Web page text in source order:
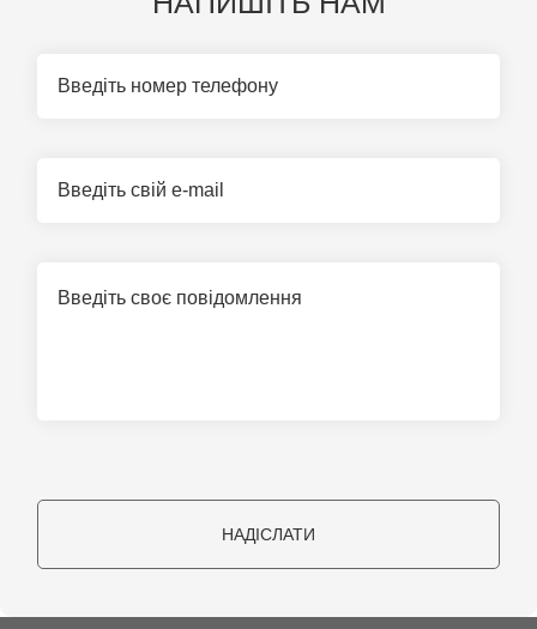
НАДІСЛАТИ